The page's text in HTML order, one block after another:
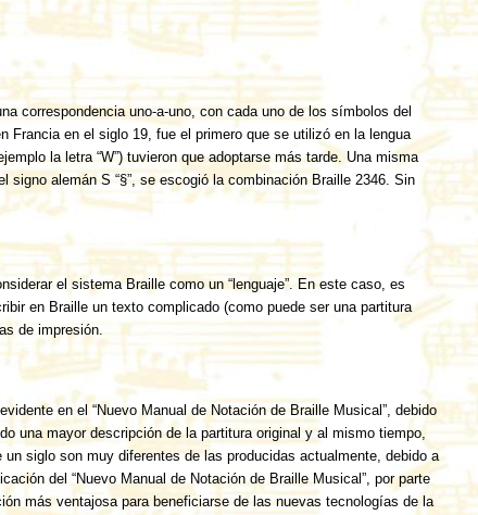
correspondencia uno-a-uno, con cada uno de los símbolos del
Francia en el siglo 19, fue el primero que se utilizó en la lengua
la letra “W”) tuvieron que adoptarse más tarde. Una misma
alemán S “§”, se escogió la combinación Braille 2346. Sin
el sistema Braille como un “lenguaje”. En este caso, es
en Braille un texto complicado (como puede ser una partitura
de impresión.
en el “Nuevo Manual de Notación de Braille Musical”, debido
una mayor descripción de la partitura original y al mismo tiempo,
siglo son muy diferentes de las producidas actualmente, debido a
del “Nuevo Manual de Notación de Braille Musical”, por parte
más ventajosa para beneficiarse de las nuevas tecnologías de la